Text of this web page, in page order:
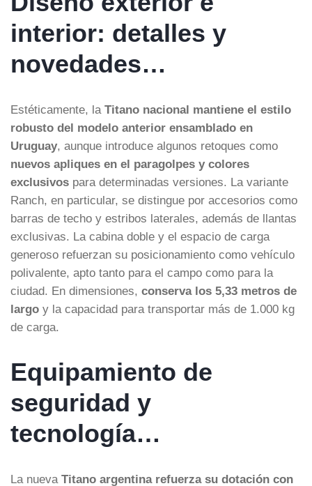
interior: detalles y
novedades…
Estéticamente, la Titano nacional mantiene el estilo
robusto del modelo anterior ensamblado en
Uruguay, aunque introduce algunos retoques como
nuevos apliques en el paragolpes y colores
exclusivos para determinadas versiones. La variante
Ranch, en particular, se distingue por accesorios como
barras de techo y estribos laterales, además de llantas
exclusivas. La cabina doble y el espacio de carga
generoso refuerzan su posicionamiento como vehículo
polivalente, apto tanto para el campo como para la
ciudad. En dimensiones, conserva los 5,33 metros de
largo y la capacidad para transportar más de 1.000 kg
de carga.
Equipamiento de
seguridad y
tecnología…
La nueva Titano argentina refuerza su dotación con